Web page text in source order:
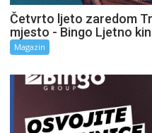
Četvrto ljeto zaredom
mjesto - Bingo Ljetno
Magazin